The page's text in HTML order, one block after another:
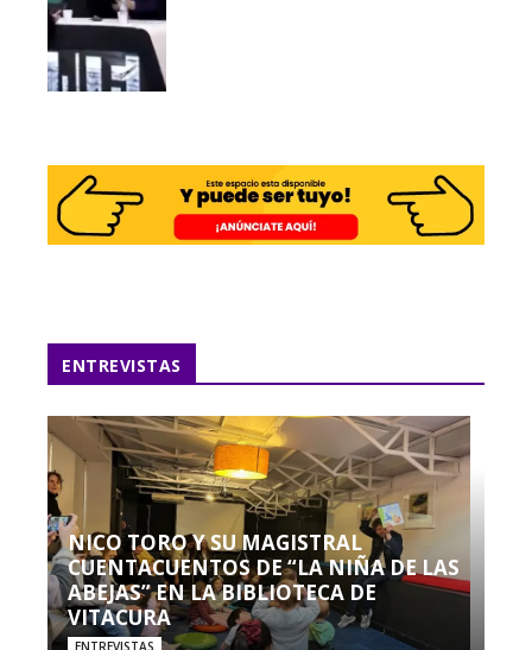
ENTREVISTAS
NICO TORO Y SU MAGISTRAL
CUENTACUENTOS DE “LA NIÑA DE LAS
ABEJAS” EN LA BIBLIOTECA DE
VITACURA
ENTREVISTAS